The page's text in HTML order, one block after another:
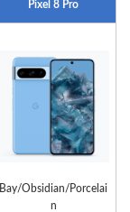
Pixel 8 Pro
Bay/Obsidian/Porcelai
n